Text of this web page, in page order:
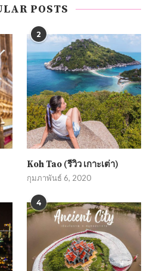
POSTS
2
Koh Tao (รีวิว เกาะเต่า)
กุมภาพันธ์ 6, 2020
4